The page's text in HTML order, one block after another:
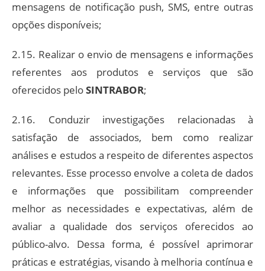
mensagens de notificação push, SMS, entre outras
opções disponíveis;
2.15. Realizar o envio de mensagens e informações
referentes aos produtos e serviços que são
oferecidos peloSINTRABOR;
2.16. Conduzir investigações relacionadas à
satisfação de associados, bem como realizar
análises e estudos a respeito de diferentes aspectos
relevantes. Esse processo envolve a coleta de dados
e informações que possibilitam compreender
melhor as necessidades e expectativas, além de
avaliar a qualidade dos serviços oferecidos ao
público-alvo. Dessa forma, é possível aprimorar
práticas e estratégias, visando à melhoria contínua e